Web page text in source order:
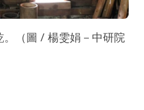
（圖 / 楊雯娟－中研院